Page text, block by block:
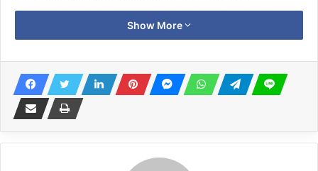
menyatakan siap menambah nominal dana hibah untuk
NPCI Kab. Mojokerto pada tahun 2026 mendatang.
7 August 2026
Show More